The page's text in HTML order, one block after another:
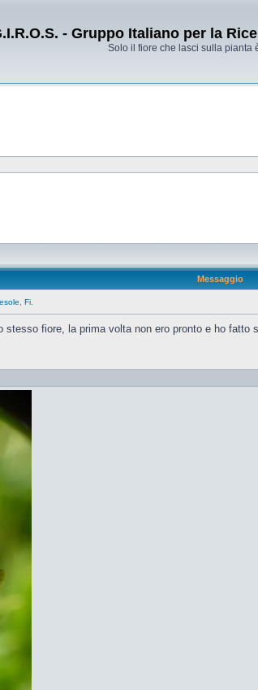
- Gruppo Italiano per la
Solo il fiore che lasci sulla pianta
Messaggio
Fi.
fiore, la prima volta non ero pronto e ho